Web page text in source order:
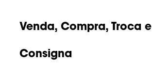
Venda, Compra, Troca e
Consigna